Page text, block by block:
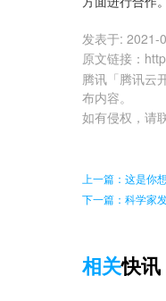
发表于: 2021-
原文链接 ：
腾讯「腾讯云
布内容。
如有侵权，请
上一篇：这是你
下一篇：科学家
相关快讯